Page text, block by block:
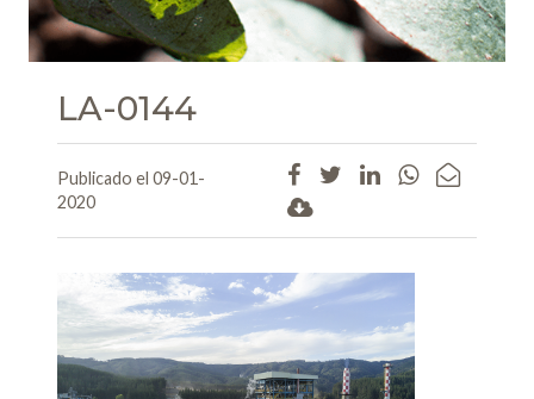
LA-0144
Publicado el 09-01-
2020